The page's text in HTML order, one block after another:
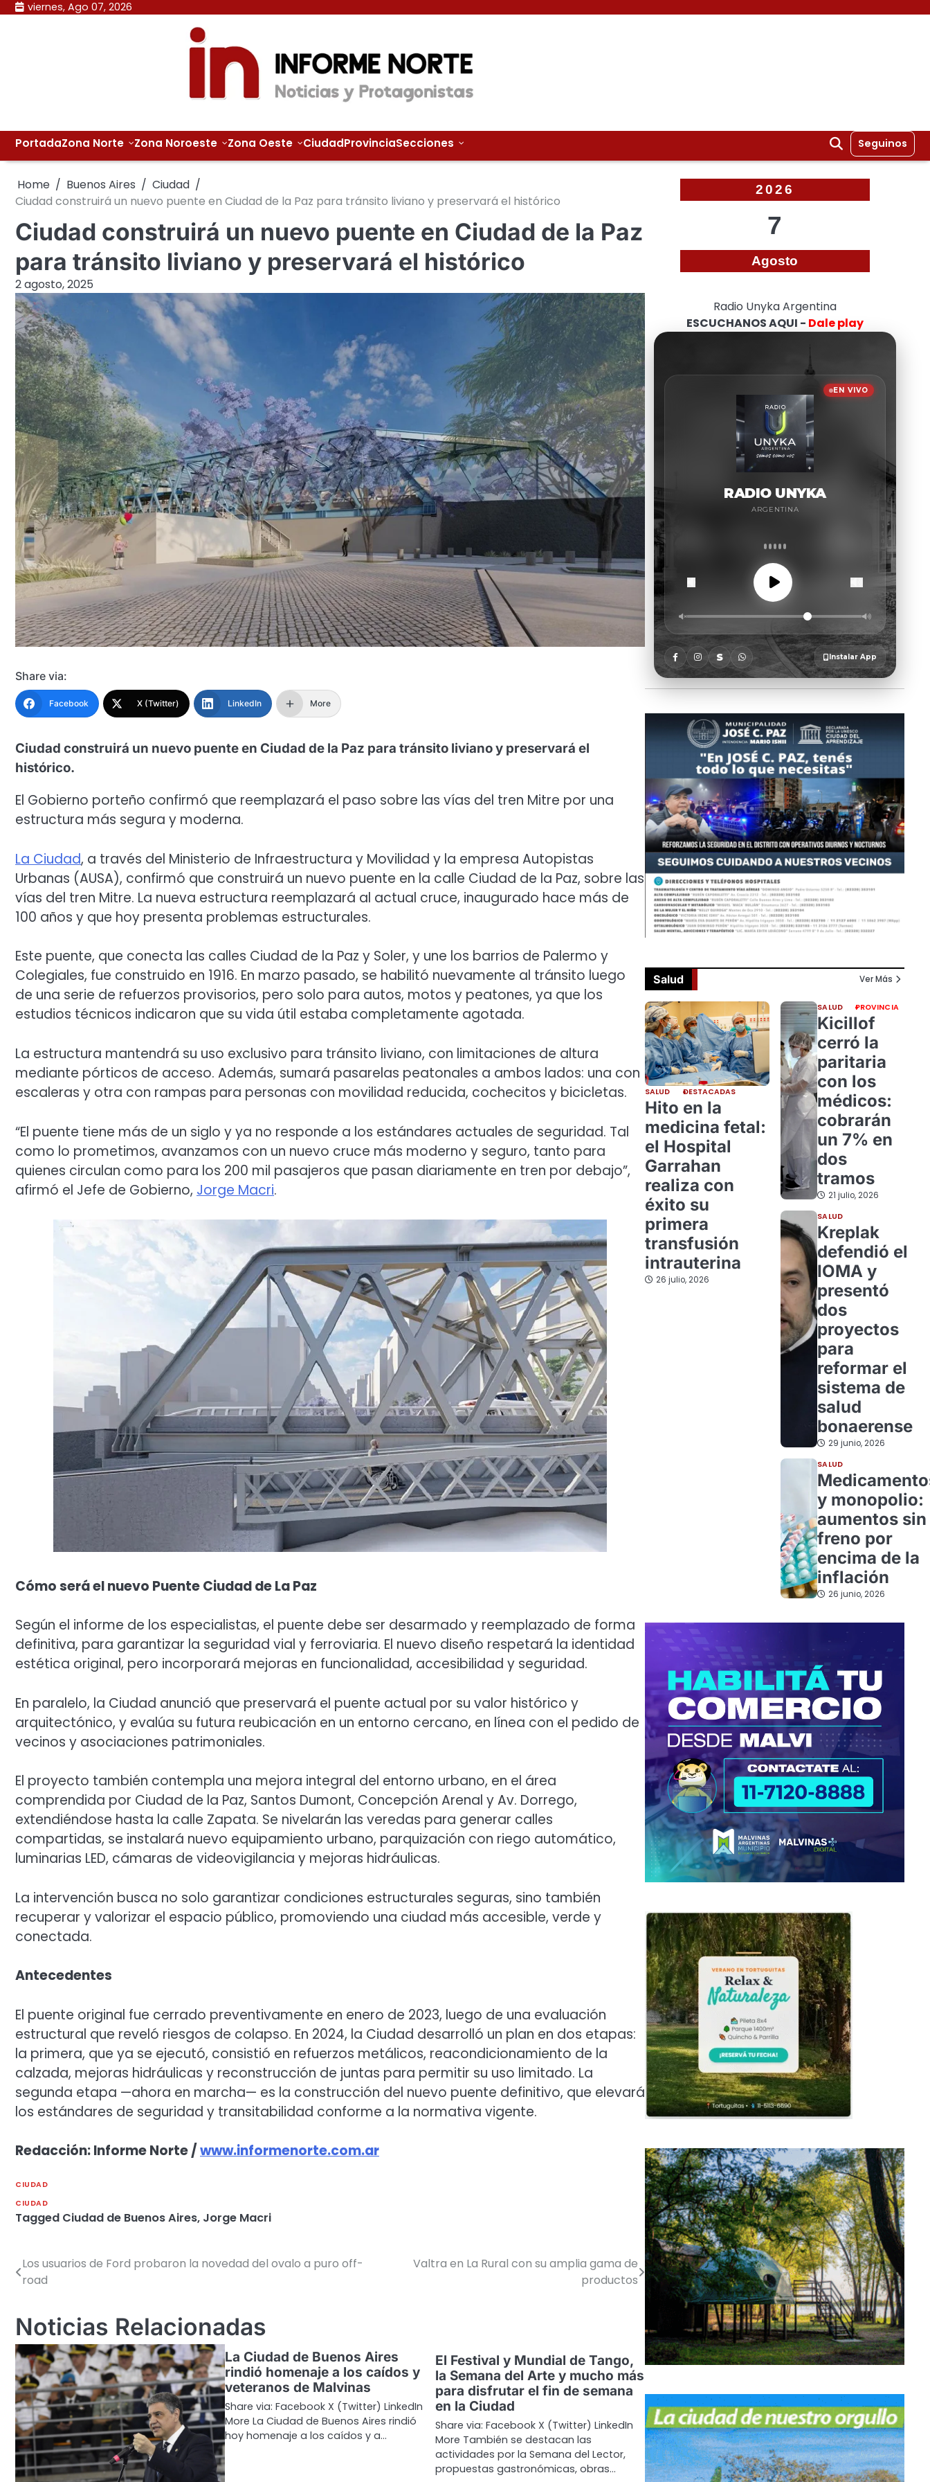
Skip viernes, Ago 07, 2026
PortadaZona Norte Zona Noroeste Zona Oeste CiudadProvinciaSecciones Seguinos
Home Buenos Aires
Ciudad
Ciudad construirá un nuevo puente en Ciudad de la Paz para tránsito liviano y preservará el histórico
Ciudad construirá un nuevo puente en Ciudad de la Paz
para tránsito liviano y preservará el histórico
2 agosto, 2025
Share via:
Facebook X (Twitter) LinkedIn More
Ciudad construirá un nuevo puente en Ciudad de la Paz para tránsito liviano y preservará el
histórico.
El Gobierno porteño confirmó que reemplazará el paso sobre las vías del tren Mitre por una
estructura más segura y moderna.
La Ciudad, a través del Ministerio de Infraestructura y Movilidad y la empresa Autopistas
Urbanas (AUSA), confirmó que construirá un nuevo puente en la calle Ciudad de la Paz, sobre las
vías del tren Mitre. La nueva estructura reemplazará al actual cruce, inaugurado hace más de
100 años y que hoy presenta problemas estructurales.
Este puente, que conecta las calles Ciudad de la Paz y Soler, y une los barrios de Palermo y
Colegiales, fue construido en 1916. En marzo pasado, se habilitó nuevamente al tránsito luego
de una serie de refuerzos provisorios, pero solo para autos, motos y peatones, ya que los
estudios técnicos indicaron que su vida útil estaba completamente agotada.
La estructura mantendrá su uso exclusivo para tránsito liviano, con limitaciones de altura
mediante pórticos de acceso. Además, sumará pasarelas peatonales a ambos lados: una con
escaleras y otra con rampas para personas con movilidad reducida, cochecitos y bicicletas.
“El puente tiene más de un siglo y ya no responde a los estándares actuales de seguridad. Tal
como lo prometimos, avanzamos con un nuevo cruce más moderno y seguro, tanto para
quienes circulan como para los 200 mil pasajeros que pasan diariamente en tren por debajo”,
afirmó el Jefe de Gobierno, Jorge Macri.
Cómo será el nuevo Puente Ciudad de La Paz
Según el informe de los especialistas, el puente debe ser desarmado y reemplazado de forma
definitiva, para garantizar la seguridad vial y ferroviaria. El nuevo diseño respetará la identidad
estética original, pero incorporará mejoras en funcionalidad, accesibilidad y seguridad.
En paralelo, la Ciudad anunció que preservará el puente actual por su valor histórico y
arquitectónico, y evalúa su futura reubicación en un entorno cercano, en línea con el pedido de
vecinos y asociaciones patrimoniales.
El proyecto también contempla una mejora integral del entorno urbano, en el área
comprendida por Ciudad de la Paz, Santos Dumont, Concepción Arenal y Av. Dorrego,
extendiéndose hasta la calle Zapata. Se nivelarán las veredas para generar calles
compartidas, se instalará nuevo equipamiento urbano, parquización con riego automático,
luminarias LED, cámaras de videovigilancia y mejoras hidráulicas.
La intervención busca no solo garantizar condiciones estructurales seguras, sino también
recuperar y valorizar el espacio público, promoviendo una ciudad más accesible, verde y
conectada.
Antecedentes
El puente original fue cerrado preventivamente en enero de 2023, luego de una evaluación
estructural que reveló riesgos de colapso. En 2024, la Ciudad desarrolló un plan en dos etapas:
la primera, que ya se ejecutó, consistió en refuerzos metálicos, reacondicionamiento de la
calzada, mejoras hidráulicas y reconstrucción de juntas para permitir su uso limitado. La
segunda etapa —ahora en marcha— es la construcción del nuevo puente definitivo, que elevará
los estándares de seguridad y transitabilidad conforme a la normativa vigente.
Redacción: Informe Norte /www.informenorte.com.ar
CIUDAD
CIUDAD
Tagged Ciudad de Buenos Aires, Jorge Macri
Navegación
entradas
Los usuarios de Ford probaron la novedad del ovalo a puro off-
road
Valtra en La Rural con su amplia gama de
productos
Noticias Relacionadas
La Ciudad de Buenos Aires
rindió homenaje a los caídos y
veteranos de Malvinas
Share via: Facebook X (Twitter) LinkedIn
More La Ciudad de Buenos Aires rindió
hoy homenaje a los caídos y a…
El Festival y Mundial de Tango,
la Semana del Arte y mucho más
para disfrutar el fin de semana
en la Ciudad
Share via: Facebook X (Twitter) LinkedIn
More También se destacan las
actividades por la Semana del Lector,
propuestas gastronómicas, obras…
2026
7
Agosto
Radio Unyka Argentina
ESCUCHANOS AQUI - Dale play
Salud Ver Más
SALUD DESTACADAS
Hito en la
medicina fetal:
el Hospital
Garrahan
realiza con
éxito su
primera
transfusión
intrauterina
26 julio, 2026
SALUD PROVINCIA
Kicillof
cerró la
paritaria
con los
médicos:
cobrarán
un 7% en
dos
tramos
21 julio, 2026
SALUD
Kreplak
defendió el
IOMA y
presentó
dos
proyectos
para
reformar el
sistema de
salud
bonaerense
29 junio, 2026
SALUD
y monopolio:
aumentos sin
freno por
encima de la
inflación
26 junio, 2026